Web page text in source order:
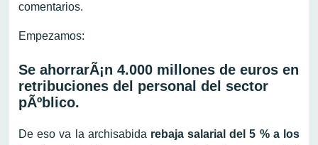
comentarios.
Empezamos:
Se ahorrarÃ¡n 4.000 millones de euros en
retribuciones del personal del sector
pÃºblico.
De eso va la archisabida rebaja salarial del 5 % a los